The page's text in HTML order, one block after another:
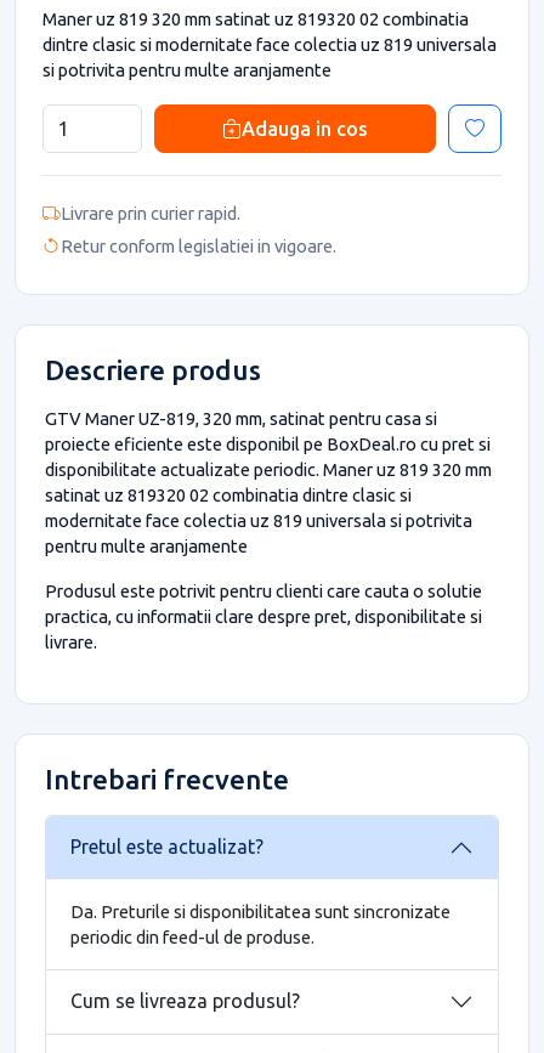
Maner uz 819 320 mm satinat uz 819320 02 combinatia
dintre clasic si modernitate face colectia uz 819 universala
si potrivita pentru multe aranjamente
Adauga in cos
Livrare prin curier rapid.
Retur conform legislatiei in vigoare.
Descriere produs
GTV Maner UZ-819, 320 mm, satinat pentru casa si
proiecte eficiente este disponibil pe BoxDeal.ro cu pret si
disponibilitate actualizate periodic. Maner uz 819 320 mm
satinat uz 819320 02 combinatia dintre clasic si
modernitate face colectia uz 819 universala si potrivita
pentru multe aranjamente
Produsul este potrivit pentru clienti care cauta o solutie
practica, cu informatii clare despre pret, disponibilitate si
livrare.
Intrebari frecvente
Pretul este actualizat?
Da. Preturile si disponibilitatea sunt sincronizate
periodic din feed-ul de produse.
Cum se livreaza produsul?